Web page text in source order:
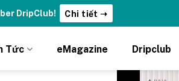
- sống đỉnh cao với thẻ Vitamin Drip
Tức eMagazine Dripclub